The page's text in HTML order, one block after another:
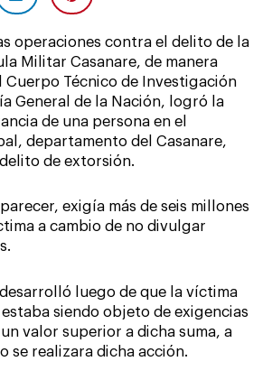
operaciones contra el delito de la
Militar Casanare, de manera
Cuerpo Técnico de Investigación
General de la Nación, logró la
de una persona en el
departamento del Casanare,
de extorsión.
exigía más de seis millones
a cambio de no divulgar
luego de que la víctima
siendo objeto de exigencias
valor superior a dicha suma, a
se realizara dicha acción.